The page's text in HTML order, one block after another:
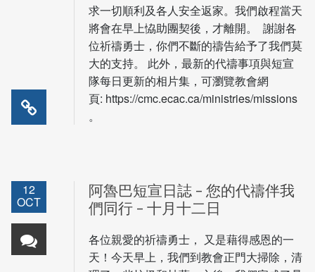
求一切順利及各人安全返家。我們啟程當天
將會在早上恊助團契後，才離開。 謝謝各
位祈禱勇士，你們不斷的禱告給予了我們莫
大的支持。 此外，最新的代禱事項與短宣
隊每日更新的相片集，可瀏覽教會網
頁: https://cmc.ecac.ca/ministries/missions
。
12
OCT
阿魯巴短宣日誌 – 您的代禱伴我
們同行 – 十月十二日
各位親愛的祈禱勇士， 又是藉得感恩的一
天！今天早上，我們到教會正門大掃除，清